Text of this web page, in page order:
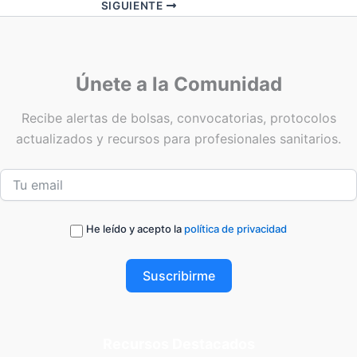
SIGUIENTE
Únete a la Comunidad
Recibe alertas de bolsas, convocatorias, protocolos
actualizados y recursos para profesionales sanitarios.
He leído y acepto la política de privacidad
Suscribirme